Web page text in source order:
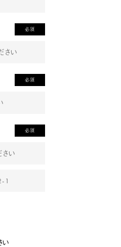
必須
必須
必須